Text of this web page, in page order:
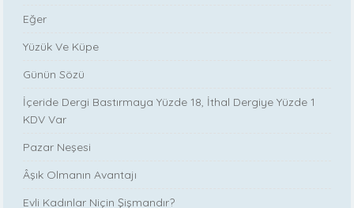
Eğer
Yüzük Ve Küpe
Günün Sözü
İçeride Dergi Bastırmaya Yüzde 18, İthal Dergiye Yüzde 1
KDV Var
Pazar Neşesi
Âşık Olmanın Avantajı
Evli Kadınlar Niçin Şişmandır?